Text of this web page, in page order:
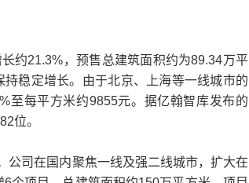
21.3%，预售总建筑面积约为89.34万平
稳定增长。由于北京、上海等一线城市的
至每平方米约9855元。据亿翰智库发布的
位。
司在国内聚焦一线及强二线城市，扩大在